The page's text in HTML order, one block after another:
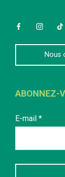
Facebook
Nous
ABONNEZ-
E-mail *